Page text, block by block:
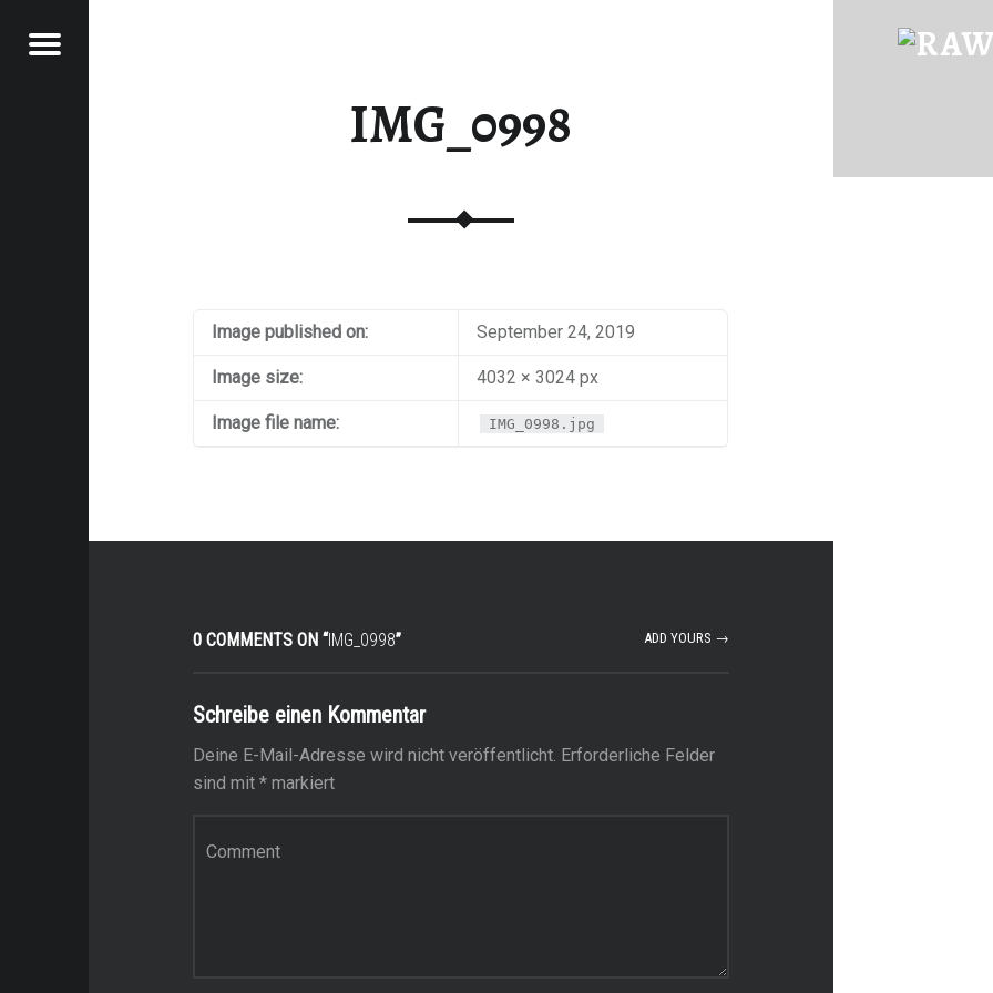
Menu
IMG_0998
Image published on: September 24, 2019
Image size: 4032 × 3024 px
Image file name: IMG_0998.jpg
0 COMMENTS ON “IMG_0998” ADD YOURS →
Schreibe einen Kommentar
Deine E-Mail-Adresse wird nicht veröffentlicht. Erforderliche Felder
sind mit* markiert